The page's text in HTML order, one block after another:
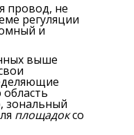
провод, не
регуляции
и
выше
зональный
площадоксо